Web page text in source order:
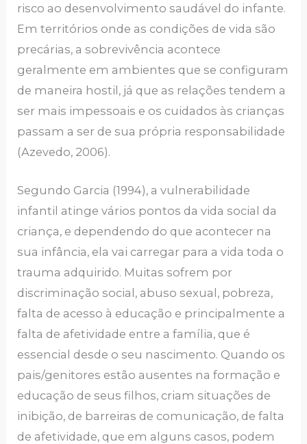
risco ao desenvolvimento saudável do infante.
Em territórios onde as condições de vida são
precárias, a sobrevivência acontece
geralmente em ambientes que se configuram
de maneira hostil, já que as relações tendem a
ser mais impessoais e os cuidados às crianças
passam a ser de sua própria responsabilidade
(Azevedo, 2006).
Segundo Garcia (1994), a vulnerabilidade
infantil atinge vários pontos da vida social da
criança, e dependendo do que acontecer na
sua infância, ela vai carregar para a vida toda o
trauma adquirido. Muitas sofrem por
discriminação social, abuso sexual, pobreza,
falta de acesso à educação e principalmente a
falta de afetividade entre a família, que é
essencial desde o seu nascimento. Quando os
pais/genitores estão ausentes na formação e
educação de seus filhos, criam situações de
inibição, de barreiras de comunicação, de falta
de afetividade, que em alguns casos, podem